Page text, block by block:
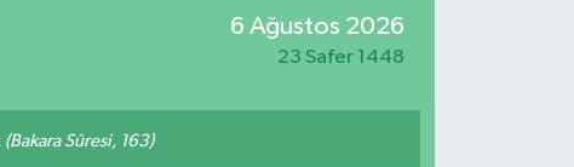
6 Ağustos 2026
23 Safer 1448
Sûresi, 163)